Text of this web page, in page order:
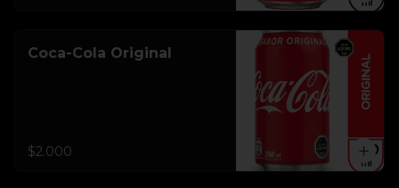
Coca-Cola Original
$2.000